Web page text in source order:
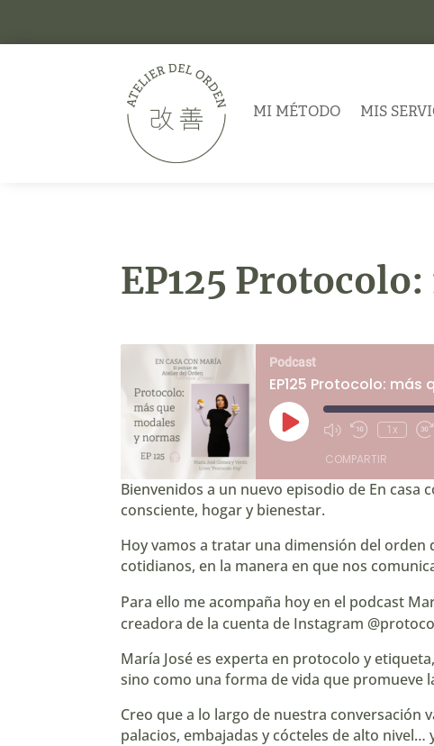
MI MÉTODO MIS
EP125
Podcast
EP125 Protocolo:
Reproducir
episodioMute/Unmute
Rebobinar
segundos
1x
COMPARTIR
COMPARTIR
ENLACE
INCRUSTAR
Bienvenidos a un nuevo episodio de En
consciente, hogar y bienestar.
Hoy vamos a tratar una dimensión del orden
cotidianos, en la manera en que nos
Para ello me acompaña hoy en el podcast
creadora de la cuenta de Instagram
María José es experta en protocolo y
sino como una forma de vida que promueve
Creo que a lo largo de nuestra conversación
palacios, embajadas y cócteles de alto